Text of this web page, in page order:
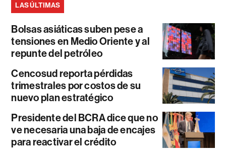
LAS ÚLTIMAS
Bolsas asiáticas suben pese a
tensiones en Medio Oriente y al
repunte del petróleo
Cencosud reporta pérdidas
trimestrales por costos de su
nuevo plan estratégico
Presidente del BCRA dice que no
ve necesaria una baja de encajes
para reactivar el crédito